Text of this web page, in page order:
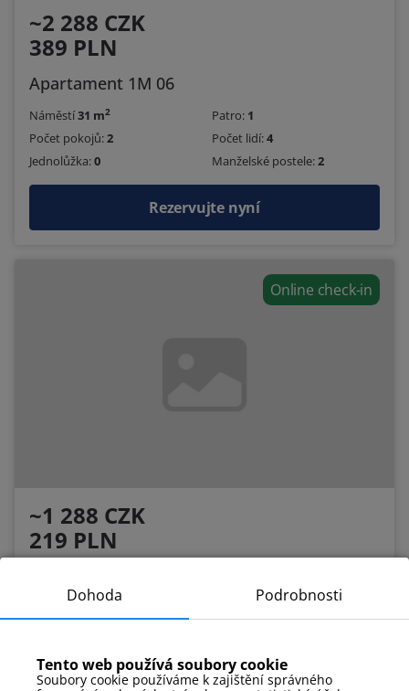
~2 288 CZK
389 PLN
Apartament 1M 06
Náměstí31 m2 Patro: 1
Počet pokojů:2 Počet lidí:4
Jednolůžka:0 Manželské postele:2
Rezervujte nyní
Online check-in
~1 288 CZK
219 PLN
Manželské postele:
Dohoda Podrobnosti
Tento web používá soubory cookie
Soubory cookie používáme k zajištění správného